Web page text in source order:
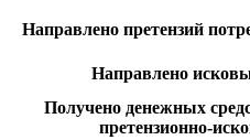
Направлено претензий
Направлено
Получено денежных
претензионно-